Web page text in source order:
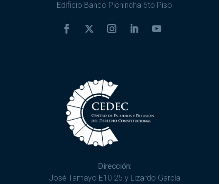
Edificio Banco Pichincha 6to Piso
Dirección:
José Tamayo E10 25 y Lizardo García